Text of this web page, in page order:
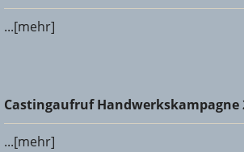
...[mehr]
Castingaufruf Handwerkskampagne
Castingaufruf Handwerkskampagne
...[mehr]